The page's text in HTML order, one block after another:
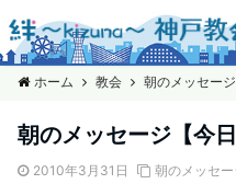
ホーム 教会 朝のメッセージ
朝のメッセージ【今
2010年3月31日 朝のメッセー